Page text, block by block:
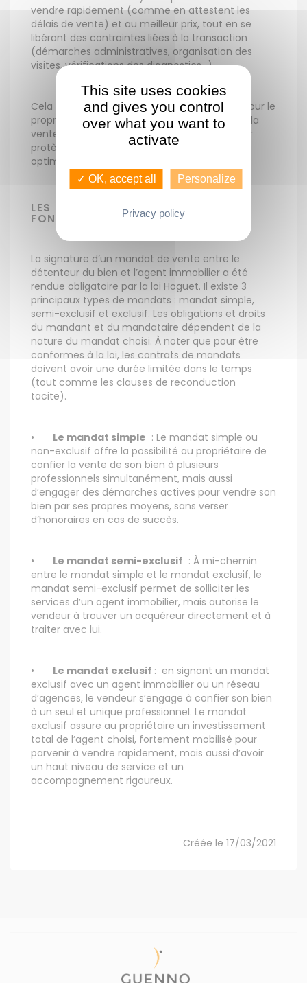
vendre rapidement (comme en attestent les
délais de vente) et au meilleur prix, tout en se
libérant des contraintes liées à la transaction
(démarches administratives, organisation des
visites, vérifications des diagnostics…).
Cela représente un gain de temps précieux pour le
propriétaire et facilite le bon déroulement de la
vente. De plus, le mandat de vente immobilier
protège le vendeur et lui garantit une gestion
optimale de son dossier.
LES OBLIGATIONS DU VENDEUR EN
FONCTION DU MANDAT CHOISI
La signature d’un mandat de vente entre le
détenteur du bien et l’agent immobilier a été
rendue obligatoire par la loi Hoguet. Il existe 3
principaux types de mandats : mandat simple,
semi-exclusif et exclusif. Les obligations et droits
du mandant et du mandataire dépendent de la
nature du mandat choisi. À noter que pour être
conformes à la loi, les contrats de mandats
doivent avoir une durée limitée dans le temps
(tout comme les clauses de reconduction
tacite).
• Le mandat simple : Le mandat simple ou
non-exclusif offre la possibilité au propriétaire de
confier la vente de son bien à plusieurs
professionnels simultanément, mais aussi
d’engager des démarches actives pour vendre son
bien par ses propres moyens, sans verser
d’honoraires en cas de succès.
• Le mandat semi-exclusif : À mi-chemin
entre le mandat simple et le mandat exclusif, le
mandat semi-exclusif permet de solliciter les
services d’un agent immobilier, mais autorise le
vendeur à trouver un acquéreur directement et à
traiter avec lui.
• Le mandat exclusif : en signant un mandat
exclusif avec un agent immobilier ou un réseau
d’agences, le vendeur s’engage à confier son bien
à un seul et unique professionnel. Le mandat
exclusif assure au propriétaire un investissement
total de l’agent choisi, fortement mobilisé pour
parvenir à vendre rapidement, mais aussi d’avoir
un haut niveau de service et un
accompagnement rigoureux.
Créée le 17/03/2021
This site uses cookies
and gives you control
over what you want to
activate
✓ OK, accept all Personalize
Privacy policy